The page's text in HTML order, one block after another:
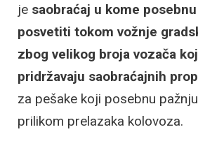
je saobraćaj u kome
posvetiti tokom vožnje
zbog velikog broja vozača
pridržavaju saobraćajnih
za pešake koji posebnu
prilikom prelazaka kolovoza.